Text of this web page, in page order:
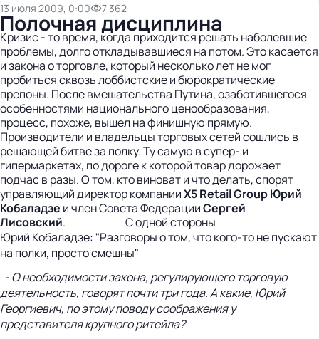
13 июля 2009, 0:00 7 362
Полочная дисциплина
Кризис - то время, когда приходится решать наболевшие
проблемы, долго откладывавшиеся на потом. Это касается
и закона о торговле, который несколько лет не мог
пробиться сквозь лоббистские и бюрократические
препоны. После вмешательства Путина, озаботившегося
особенностями национального ценообразования,
процесс, похоже, вышел на финишную прямую.
Производители и владельцы торговых сетей сошлись в
решающей битве за полку. Ту самую в супер- и
гипермаркетах, по дороге к которой товар дорожает
подчас в разы. О том, кто виноват и что делать, спорят
управляющий директор компанииX5 Retail GroupЮрий
Кобаладзе и член Совета ФедерацииСергей
Лисовский. С одной стороны
Юрий Кобаладзе: "Разговоры о том, что кого-то не пускают
на полки, просто смешны"
- О необходимости закона, регулирующего торговую
деятельность, говорят почти три года. А какие, Юрий
Георгиевич, по этому поводу соображения у
представителя крупного ритейла?